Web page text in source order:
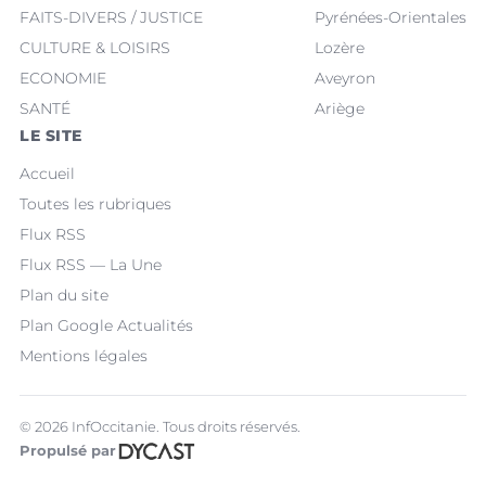
FAITS-DIVERS / JUSTICE
CULTURE & LOISIRS
ECONOMIE
SANTÉ
Pyrénées-Orientales
Lozère
Aveyron
Ariège
LE SITE
Accueil
Toutes les rubriques
Flux RSS
Flux RSS — La Une
Plan du site
Plan Google Actualités
Mentions légales
© 2026 InfOccitanie. Tous droits réservés.
Propulsé par